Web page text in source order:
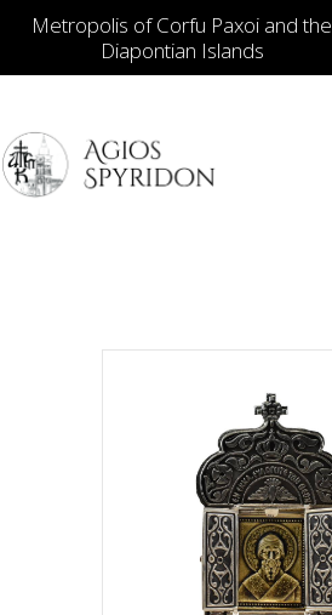
Metropolis of Corfu Paxoi and the
Diapontian Islands
ДЛЯ ЦЕРКВИ
СУВЕНИРЫ ДЛЯ
ПОДНОШЕНИЯ